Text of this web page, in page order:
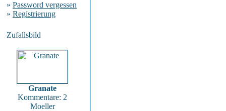
» Password vergessen
» Registrierung
Zufallsbild
Granate
Kommentare: 2
Moeller